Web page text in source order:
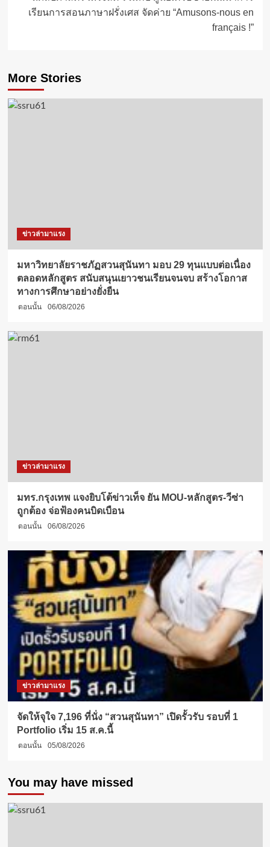
เรียนการสอนภาษาฝรั่งเศส จัดค่าย “Amusons-nous en
français !”
More Stories
ข่าวล่ามาแรง
มหาวิทยาลัยราชภัฏสวนสุนันทา มอบ 29 ทุนแบบต่อเนื่อง
ตลอดหลักสูตร สนับสนุนเยาวชนเรียนจนจบ สร้างโอกาส
ทางการศึกษาอย่างยั่งยืน
ตอนนั้น 06/08/2026
ข่าวล่ามาแรง
มทร.กรุงเทพ แจงยิบโต้ข่าวเท็จ ยัน MOU-หลักสูตร-วีซ่า
ถูกต้อง จ่อฟ้องคนบิดเบือน
ตอนนั้น 06/08/2026
ข่าวล่ามาแรง
จัดให้จุใจ 7,196 ที่นั่ง “สวนสุนันทา” เปิดรั้วรับ รอบที่ 1
Portfolio เริ่ม 15 ส.ค.นี้
ตอนนั้น 05/08/2026
You may have missed